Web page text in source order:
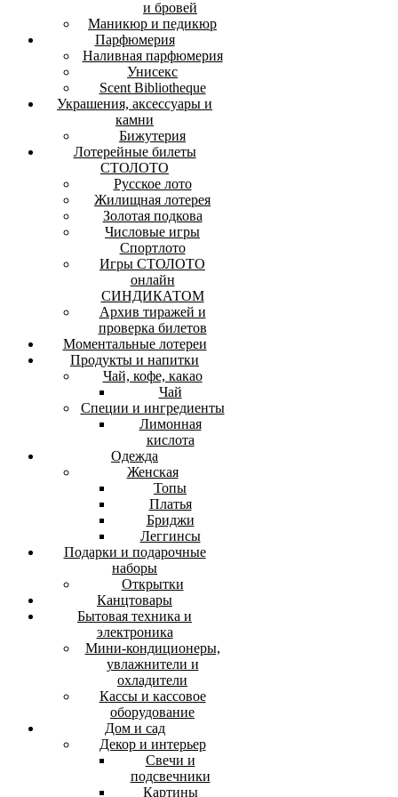
и бровей
Маникюр и педикюр
Парфюмерия
Наливная парфюмерия
Унисекс
Scent Bibliotheque
Украшения, аксессуары и
камни
Бижутерия
Лотерейные билеты
СТОЛОТО
Русское лото
Жилищная лотерея
Золотая подкова
Числовые игры
Спортлото
Игры СТОЛОТО
онлайн
СИНДИКАТОМ
Архив тиражей и
проверка билетов
Моментальные лотереи
Продукты и напитки
Чай, кофе, какао
Чай
Специи и ингредиенты
Лимонная
кислота
Одежда
Женская
Топы
Платья
Бриджи
Леггинсы
Подарки и подарочные
наборы
Открытки
Канцтовары
Бытовая техника и
электроника
Мини-кондиционеры,
увлажнители и
охладители
Кассы и кассовое
оборудование
Дом и сад
Декор и интерьер
Свечи и
подсвечники
Картины